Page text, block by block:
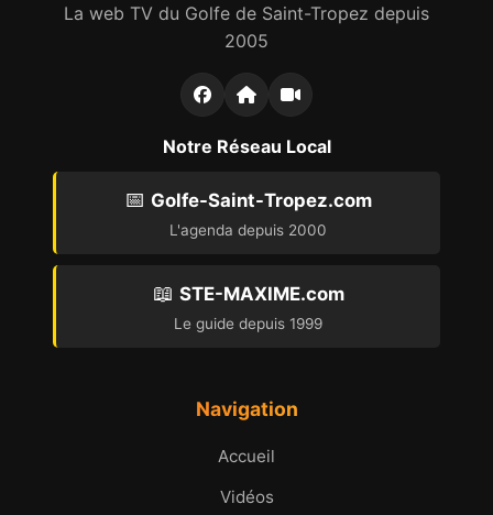
La web TV du Golfe de Saint-Tropez depuis
2005
Notre Réseau Local
📅 Golfe-Saint-Tropez.com
L'agenda depuis 2000
📖 STE-MAXIME.com
Le guide depuis 1999
Navigation
Accueil
Vidéos